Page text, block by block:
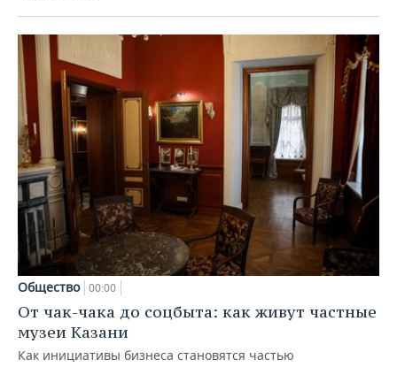
Общество 00:00
От чак-чака до соцбыта: как живут частные
музеи Казани
Как инициативы бизнеса становятся частью